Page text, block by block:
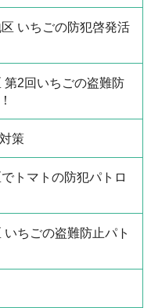
いちごの防犯啓発活
第2回いちごの盗難防
策
トマトの防犯パトロ
いちごの盗難防止パト